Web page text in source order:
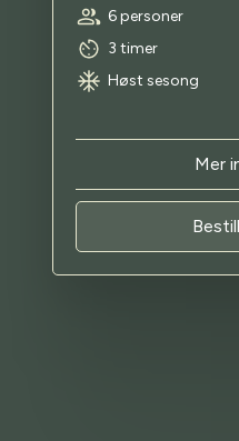
6 personer
3 timer
Høst sesong
Mer